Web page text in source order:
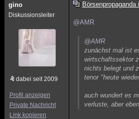
gino
Diskussionsleiter
dabei seit 2009
Profil anzeigen
Private Nachricht
Link kopieren
@AMR
@AMR
zunächst mal ist
wirtschaftssektor
nichts belegt und
tenor "heute
auch wundert es
verluste, aber